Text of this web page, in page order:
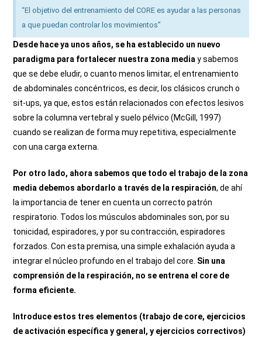
“El objetivo del entrenamiento del CORE es ayudar a las personas
a que puedan controlar los movimientos”
Desde hace ya unos años, se ha establecido un nuevo
paradigma para fortalecer nuestra zona media y sabemos
que se debe eludir, o cuanto menos limitar, el entrenamiento
de abdominales concéntricos, es decir, los clásicos crunch o
sit-ups, ya que, estos están relacionados con efectos lesivos
sobre la columna vertebral y suelo pélvico (McGill, 1997)
cuando se realizan de forma muy repetitiva, especialmente
con una carga externa.
Por otro lado, ahora sabemos que todo el trabajo de la zona
media debemos abordarlo a través de la respiración, de ahí
la importancia de tener en cuenta un correcto patrón
respiratorio. Todos los músculos abdominales son, por su
tonicidad, espiradores, y por su contracción, espiradores
forzados. Con esta premisa, una simple exhalación ayuda a
integrar el núcleo profundo en el trabajo del core. Sin una
comprensión de la respiración, no se entrena el core de
forma eficiente.
Introduce estos tres elementos (trabajo de core, ejercicios
de activación específica y general, y ejercicios correctivos)